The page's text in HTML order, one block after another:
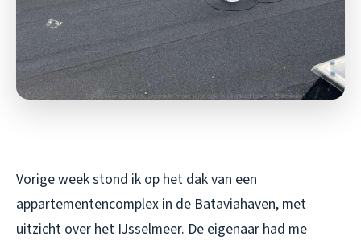
Vorige week stond ik op het dak van een
appartementencomplex in de Bataviahaven, met
uitzicht over het IJsselmeer. De eigenaar had me